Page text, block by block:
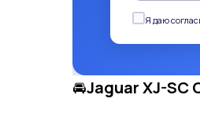
Я даю
🚘Jaguar XJ-SC